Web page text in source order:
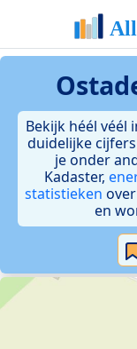
Bekijk héél
duidelijke
je onder
Kadaster,
statistieken
en